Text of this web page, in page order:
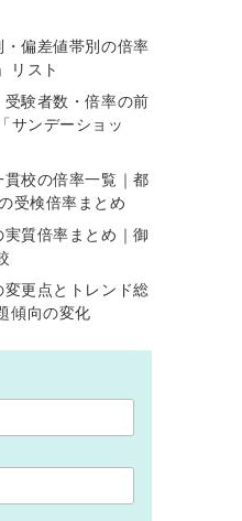
偏差値帯別の倍率
リスト
験者数・倍率の前
サンデーショッ
校の倍率一覧｜都
受検倍率まとめ
質倍率まとめ｜御
更点とトレンド総
傾向の変化